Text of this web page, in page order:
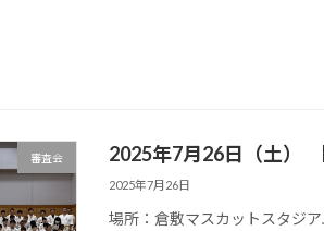
審査会 2025年7月26日（土）
2025年7月26日
場所：倉敷マスカットスタジ